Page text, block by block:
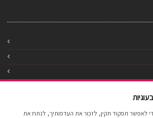
לאפשר תפקוד תקין, לזכור את העדפותיך, לנתח את